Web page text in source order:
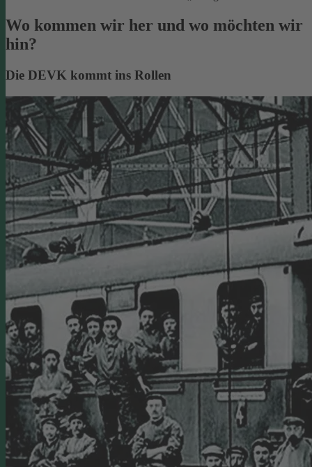
Wo kommen wir her und wo möchten wir
hin?
Die DEVK kommt ins Rollen